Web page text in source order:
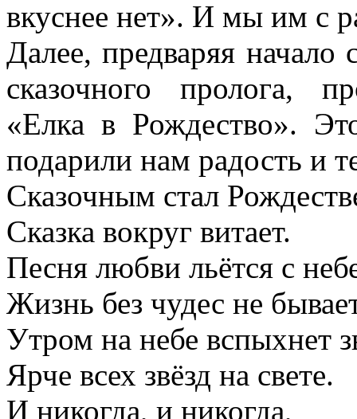
вкуснее нет». И мы им с
Далее, предваряя начало
сказочного пролога,
«Елка в Рождество».
подарили нам радость и
Сказочным стал
Сказка вокруг витает.
Песня любви льётся с
Жизнь без чудес не
Утром на небе вспыхнет
Ярче всех звёзд на свете.
И никогда, и никогда,